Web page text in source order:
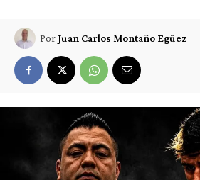
PorJuan Carlos Montaño Egüez